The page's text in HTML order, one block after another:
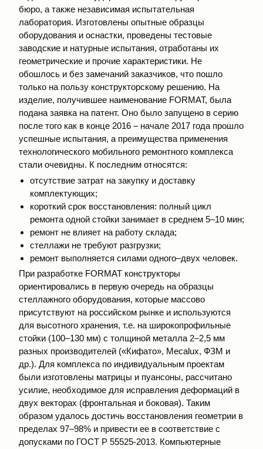
бюро, а также независимая испытательная
лаборатория. Изготовлены опытные образцы
оборудования и оснастки, проведены тестовые
заводские и натурные испытания, отработаны их
геометрические и прочие характеристики. Не
обошлось и без замечаний заказчиков, что пошло
только на пользу конструкторскому решению. На
изделие, получившее наименование FORMAT, была
подана заявка на патент. Оно было запущено в серию
после того как в конце 2016 – начале 2017 года прошло
успешные испытания, а преимущества применения
технологического мобильного ремонтного комплекса
стали очевидны. К последним относятся:
отсутствие затрат на закупку и доставку
комплектующих;
короткий срок восстановления: полный цикл
ремонта одной стойки занимает в среднем 5–10 мин;
ремонт не влияет на работу склада;
стеллажи не требуют разгрузки;
ремонт выполняется силами одного–двух человек.
При разработке FORMAT конструкторы
ориентировались в первую очередь на образцы
стеллажного оборудования, которые массово
присутствуют на российском рынке и используются
для высотного хранения, т.е. на широкопрофильные
стойки (100–130 мм) с толщиной металла 2–2,5 мм
разных производителей («Кифато», Mecalux, ФЗМ и
др.). Для комплекса по индивидуальным проектам
были изготовлены матрицы и пуансоны, рассчитано
усилие, необходимое для исправления деформаций в
двух векторах (фронтальная и боковая). Таким
образом удалось достичь восстановления геометрии в
пределах 97–98% и привести ее в соответствие с
допусками по ГОСТ Р 55525-2013. Компьютерные